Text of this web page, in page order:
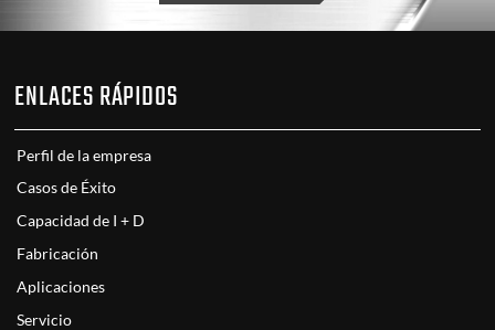
ENLACES RÁPIDOS
Perfil de la empresa
Casos de Éxito
Capacidad de I + D
Fabricación
Aplicaciones
Servicio